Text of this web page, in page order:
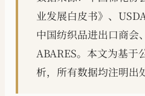
业发展白皮书》、
中国纺织品进出口商会
ABARES。本文为基于
析，所有数据均注明出